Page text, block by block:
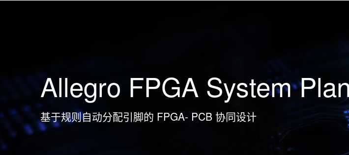
Allegro FPGA System
基于规则自动分配引脚的 FPGA- PCB 协同设计